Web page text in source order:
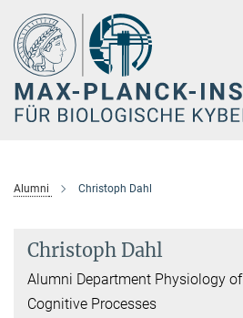
Hauptinhalt
Alumni Christoph Dahl
Christoph Dahl
Alumni Department Physiology of
Cognitive Processes